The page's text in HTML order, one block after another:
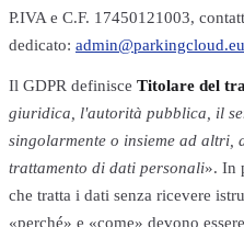
P.IVA e C.F. 17450121003,
dedicato: admin@parkingcloud.eu
Il GDPR definisce Titolare del
giuridica, l'autorità pubblica, il
singolarmente o insieme ad altri,
trattamento di dati personali». In
che tratta i dati senza ricevere
«perché» e «come» devono